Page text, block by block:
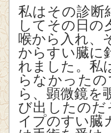
私はその診断
してその日の
喉から入れ、
からすい臓に
れました。私
らなかった
ら、顕微鏡を
び出したの
イプのすい臓